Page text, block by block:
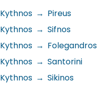
Kythnos → Pireus
Kythnos → Sifnos
Kythnos → Folegandros
Kythnos → Santorini
Kythnos → Sikinos